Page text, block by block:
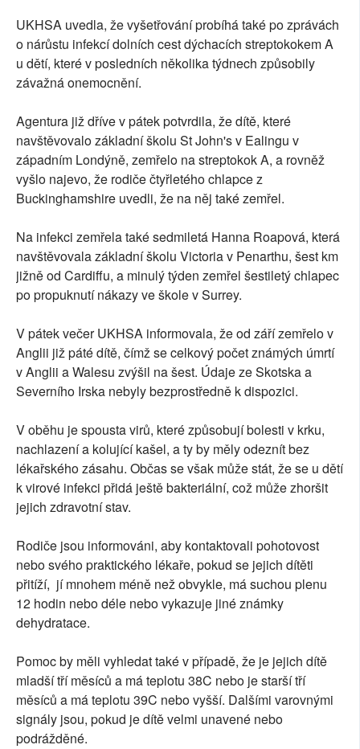
UKHSA uvedla, že vyšetřování probíhá také po zprávách
o nárůstu infekcí dolních cest dýchacích streptokokem A
u dětí, které v posledních několika týdnech způsobily
závažná onemocnění.
Agentura již dříve v pátek potvrdila, že dítě, které
navštěvovalo základní školu St John's v Ealingu v
západním Londýně, zemřelo na streptokok A, a rovněž
vyšlo najevo, že rodiče čtyřletého chlapce z
Buckinghamshire uvedli, že na něj také zemřel.
Na infekci zemřela také sedmiletá Hanna Roapová, která
navštěvovala základní školu Victoria v Penarthu, šest km
jižně od Cardiffu, a minulý týden zemřel šestiletý chlapec
po propuknutí nákazy ve škole v Surrey.
V pátek večer UKHSA informovala, že od září zemřelo v
Anglii již páté dítě, čímž se celkový počet známých úmrtí
v Anglii a Walesu zvýšil na šest. Údaje ze Skotska a
Severního Irska nebyly bezprostředně k dispozici.
V oběhu je spousta virů, které způsobují bolesti v krku,
nachlazení a kolující kašel, a ty by měly odeznít bez
lékařského zásahu. Občas se však může stát, že se u dětí
k virové infekci přidá ještě bakteriální, což může zhoršit
jejich zdravotní stav.
Rodiče jsou informováni, aby kontaktovali pohotovost
nebo svého praktického lékaře, pokud se jejich dítěti
přitíží, jí mnohem méně než obvykle, má suchou plenu
12 hodin nebo déle nebo vykazuje jiné známky
dehydratace.
Pomoc by měli vyhledat také v případě, že je jejich dítě
mladší tří měsíců a má teplotu 38C nebo je starší tří
měsíců a má teplotu 39C nebo vyšší. Dalšími varovnými
signály jsou, pokud je dítě velmi unavené nebo
podrážděné.